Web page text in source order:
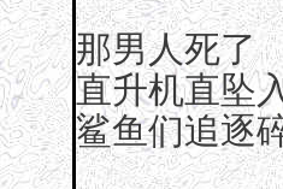
那男人死了
直升机直坠
鲨鱼们追逐